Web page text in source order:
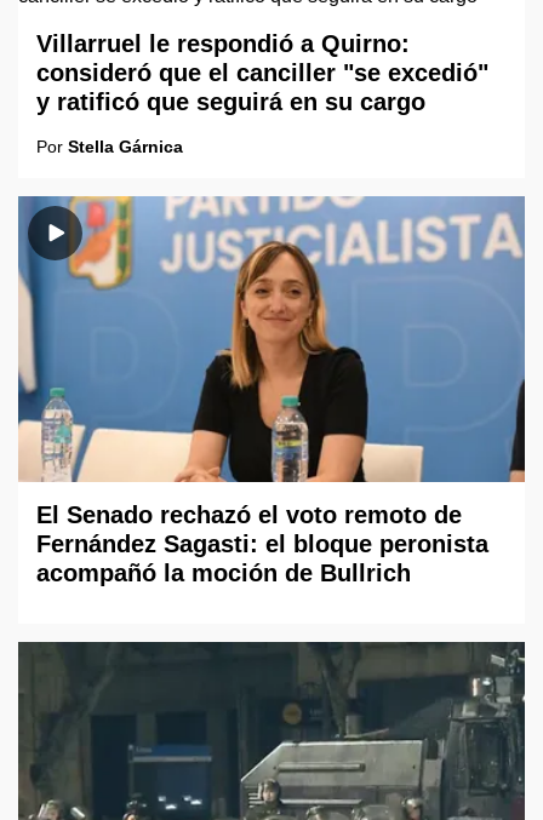
Villarruel le respondió a Quirno:
consideró que el canciller "se excedió"
y ratificó que seguirá en su cargo
Por Stella Gárnica
El Senado rechazó el voto remoto de
Fernández Sagasti: el bloque peronista
acompañó la moción de Bullrich